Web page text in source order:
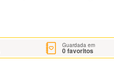
Guardada em
0favoritos